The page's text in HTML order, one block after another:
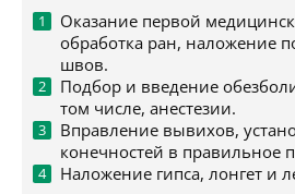
Оказание первой
обработка ран, наложение
швов.
Подбор и введение
том числе, анестезии.
Вправление вывихов,
конечностей в правильное
Наложение гипса, лонгет и